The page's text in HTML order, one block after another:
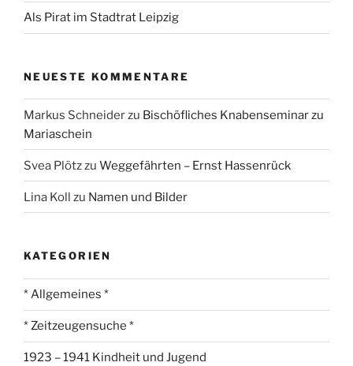
Als Pirat im Stadtrat Leipzig
NEUESTE KOMMENTARE
Markus Schneiderzu Bischöfliches Knabenseminar zu
Mariaschein
Svea Plötzzu Weggefährten – Ernst Hassenrück
Lina Koll zu Namen und Bilder
KATEGORIEN
* Allgemeines *
* Zeitzeugensuche *
1923 – 1941 Kindheit und Jugend